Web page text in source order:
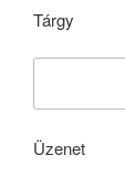
Tárgy
Üzenet